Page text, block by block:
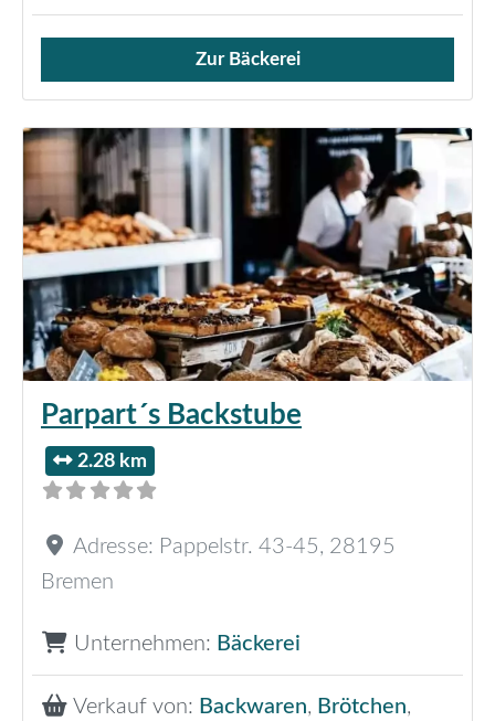
Verkauf von Brötchen,
Zur Bäckerei
Parpart´s Backstube
2.28 km
Adresse: Pappelstr. 43-45, 28195
Bremen
Unternehmen: Bäckerei
Verkauf von: Backwaren, Brötchen,